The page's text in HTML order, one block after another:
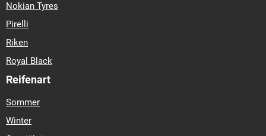
Nokian Tyres
Pirelli
Riken
Royal Black
Reifenart
Sommer
Winter